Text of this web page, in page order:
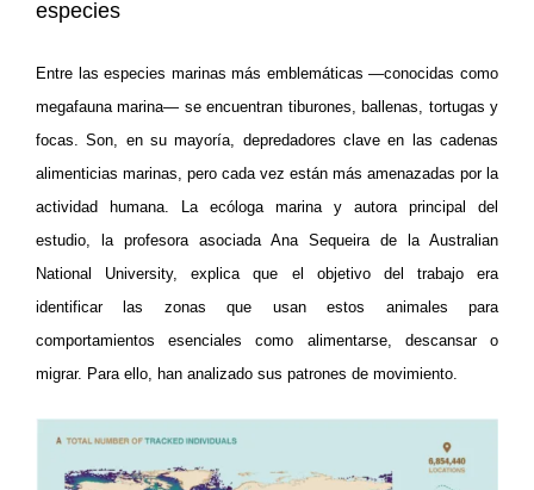
especies
Entre las especies marinas más emblemáticas —conocidas como
megafauna marina— se encuentran tiburones, ballenas, tortugas y
focas. Son, en su mayoría, depredadores clave en las cadenas
alimenticias marinas, pero cada vez están más amenazadas por la
actividad humana. La ecóloga marina y autora principal del
estudio, la profesora asociada Ana Sequeira de la Australian
National University, explica que el objetivo del trabajo era
identificar las zonas que usan estos animales para
comportamientos esenciales como alimentarse, descansar o
migrar. Para ello, han analizado sus patrones de movimiento.